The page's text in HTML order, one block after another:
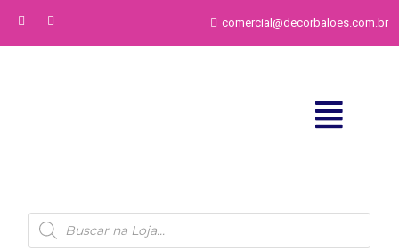
comercial@decorbaloes.com.br